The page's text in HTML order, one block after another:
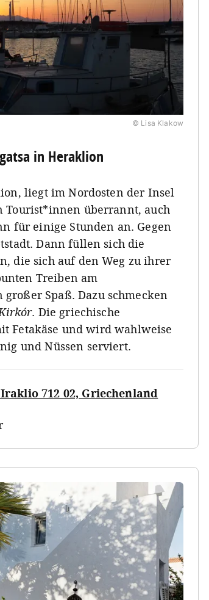
© Lisa Klakow
in Heraklion
liegt im Nordosten der Insel
Tourist*innen überrannt, auch
für einige Stunden an. Gegen
Dann füllen sich die
die sich auf den Weg zu ihrer
Treiben am
Spaß. Dazu schmecken
. Die griechische
Fetakäse und wird wahlweise
und Nüssen serviert.
712 02, Griechenland